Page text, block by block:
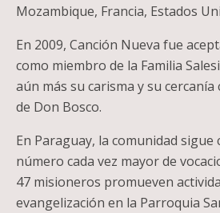
Mozambique, Francia, Estados
En 2009, Canción Nueva fue
como miembro de la Familia
aún más su carisma y su
de Don Bosco.
En Paraguay, la comunidad sigue
número cada vez mayor de
47 misioneros promueven
evangelización en la Parroquia